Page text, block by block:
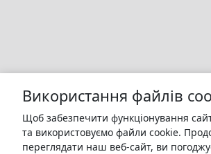
Використання файлів
Щоб забезпечити функціонування
та використовуємо файли cookie.
переглядати наш веб-сайт, ви